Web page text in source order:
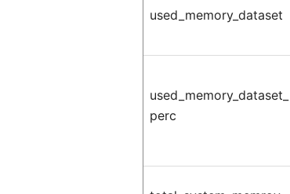
used_memory_dataset
used_memory_dataset_
perc